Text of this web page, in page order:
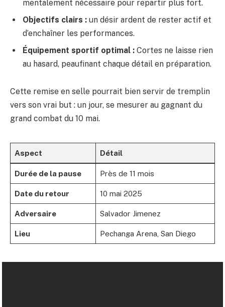
mentalement nécessaire pour repartir plus fort.
Objectifs clairs : un désir ardent de rester actif et
d’enchaîner les performances.
Équipement sportif optimal : Cortes ne laisse rien
au hasard, peaufinant chaque détail en préparation.
Cette remise en selle pourrait bien servir de tremplin
vers son vrai but : un jour, se mesurer au gagnant du
grand combat du 10 mai.
Aspect Détail
Durée de la pause Près de 11 mois
Date du retour 10 mai 2025
Adversaire Salvador Jimenez
Lieu Pechanga Arena, San Diego